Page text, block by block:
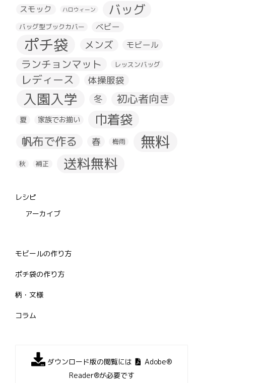
スモック ハロウィーン バッグ
バッグ型ブックカバー ベビー
ポチ袋 メンズ モビール
ランチョンマット レッスンバッグ
レディース 体操服袋
入園入学 冬 初心者向き
夏 家族でお揃い 巾着袋
帆布で作る 春 梅雨 無料
秋 補正 送料無料
レシピ
アーカイブ
モビールの作り方
ポチ袋の作り方
柄・文様
コラム
ダウンロード版の閲覧には
Adobe®
Reader®が必要です